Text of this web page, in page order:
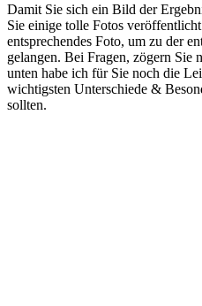
Damit Sie sich ein Bild der
Sie einige tolle Fotos
entsprechendes Foto, um zu der
gelangen. Bei Fragen, zögern Sie
unten habe ich für Sie noch die
wichtigsten Unterschiede &
sollten.